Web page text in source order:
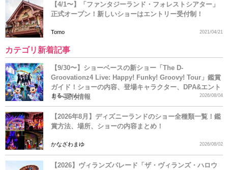
【4/1〜】「ファンタジーランド・フォレストシアター」
正式オープン！新しいショーはエントリー受付制！
Tomo 2021/04/21
カテゴリ新着記事
【9/30〜】ショーベースの新ショー「The D-
Groovationz4 Live: Happy! Funky! Groovy! Tour」鑑賞
ガイド！ショーの内容、登場キャラクター、DPA&エント
リー受付情報
まるこさん 2026/08/04
【2026年8月】ディズニーランドのショー全種類一覧！鑑
賞方法、場所、ショーの内容まとめ！
かなざわまゆ 2026/08/02
【2026】ヴィランズパレード「ザ・ヴィランズ・ハロウ